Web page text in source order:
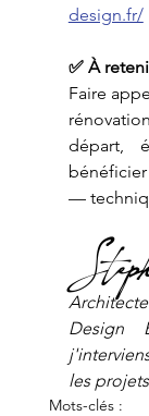
design.fr/
✅ À
Faire
départ,
—
Design
les
Mots-clés :